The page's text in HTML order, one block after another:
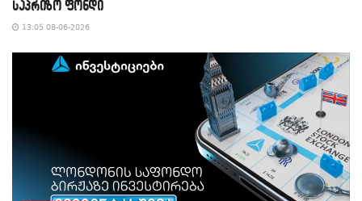
საპრიზო ფონდი
13:05 08-06-2026